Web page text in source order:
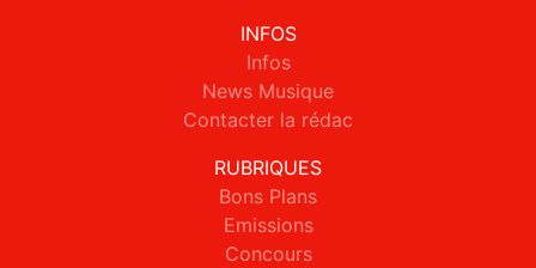
INFOS
Infos
News Musique
Contacter la rédac
RUBRIQUES
Bons Plans
Emissions
Concours